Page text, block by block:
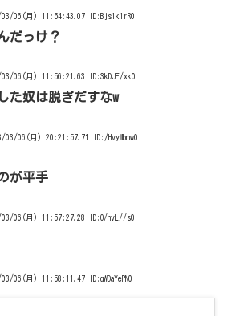
03/06(月) 11:54:43.07 ID:Bjs1k1rR0
だっけ？
03/06(月) 11:56:21.63 ID:3kDJF/xk0
た奴は脱ぎだすなw
03/06(月) 20:21:57.71 ID:/HvyMbmw0
が平手
03/06(月) 11:57:27.28 ID:O/hvL//s0
06(月) 11:58:11.47 ID:qWDaYePN0